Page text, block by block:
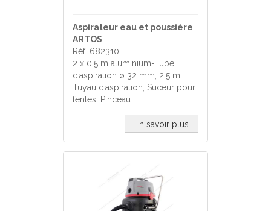
Aspirateur eau et poussière
ARTOS
Réf. 682310
2 x 0,5 m aluminium-Tube
d’aspiration ø 32 mm, 2,5 m
Tuyau d’aspiration, Suceur pour
fentes, Pinceau…
En savoir plus